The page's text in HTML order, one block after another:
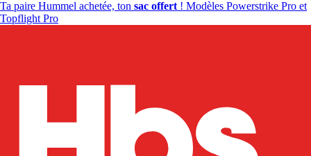
Ta paire Hummel achetée, ton sac offert ! Modèles Powerstrike Pro et
Topflight Pro